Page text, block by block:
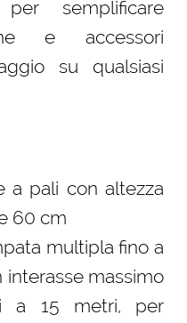
semplificare
e accessori
su qualsiasi
a pali con altezza
60 cm
multipla fino a
interasse massimo
a 15 metri, per